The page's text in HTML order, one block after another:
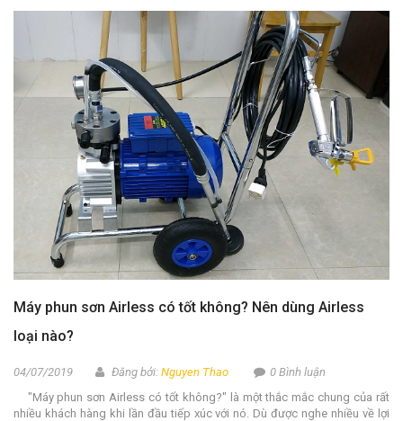
Máy phun sơn Airless có tốt không? Nên dùng Airless
loại nào?
04/07/2019 Đăng bởi: Nguyen Thao
0 Bình luận
"Máy phun sơn Airless có tốt không?" là một thắc mắc chung của rất
nhiều khách hàng khi lần đầu tiếp xúc với nó. Dù được nghe nhiều về lợi